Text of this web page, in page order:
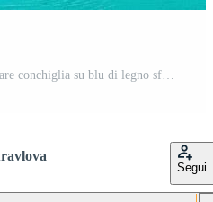
Segui